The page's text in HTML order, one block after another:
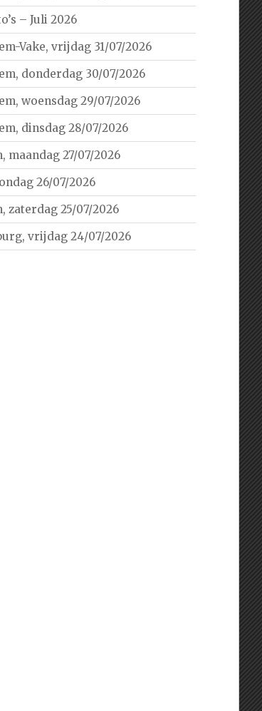
– Juli 2026
Vake, vrijdag 31/07/2026
donderdag 30/07/2026
woensdag 29/07/2026
dinsdag 28/07/2026
maandag 27/07/2026
26/07/2026
zaterdag 25/07/2026
vrijdag 24/07/2026